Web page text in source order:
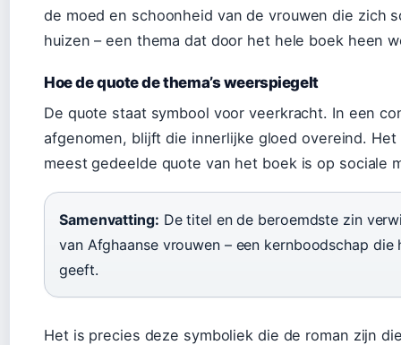
de moed en schoonheid van de vrouwen die zich
huizen – een thema dat door het hele boek heen
Hoe de quote de thema’s weerspiegelt
De quote staat symbool voor veerkracht. In een
afgenomen, blijft die innerlijke gloed overeind.
meest gedeelde quote van het boek is op sociale
Samenvatting: De titel en de beroemdste zin
van Afghaanse vrouwen – een kernboodschap
geeft.
Het is precies deze symboliek die de roman zijn